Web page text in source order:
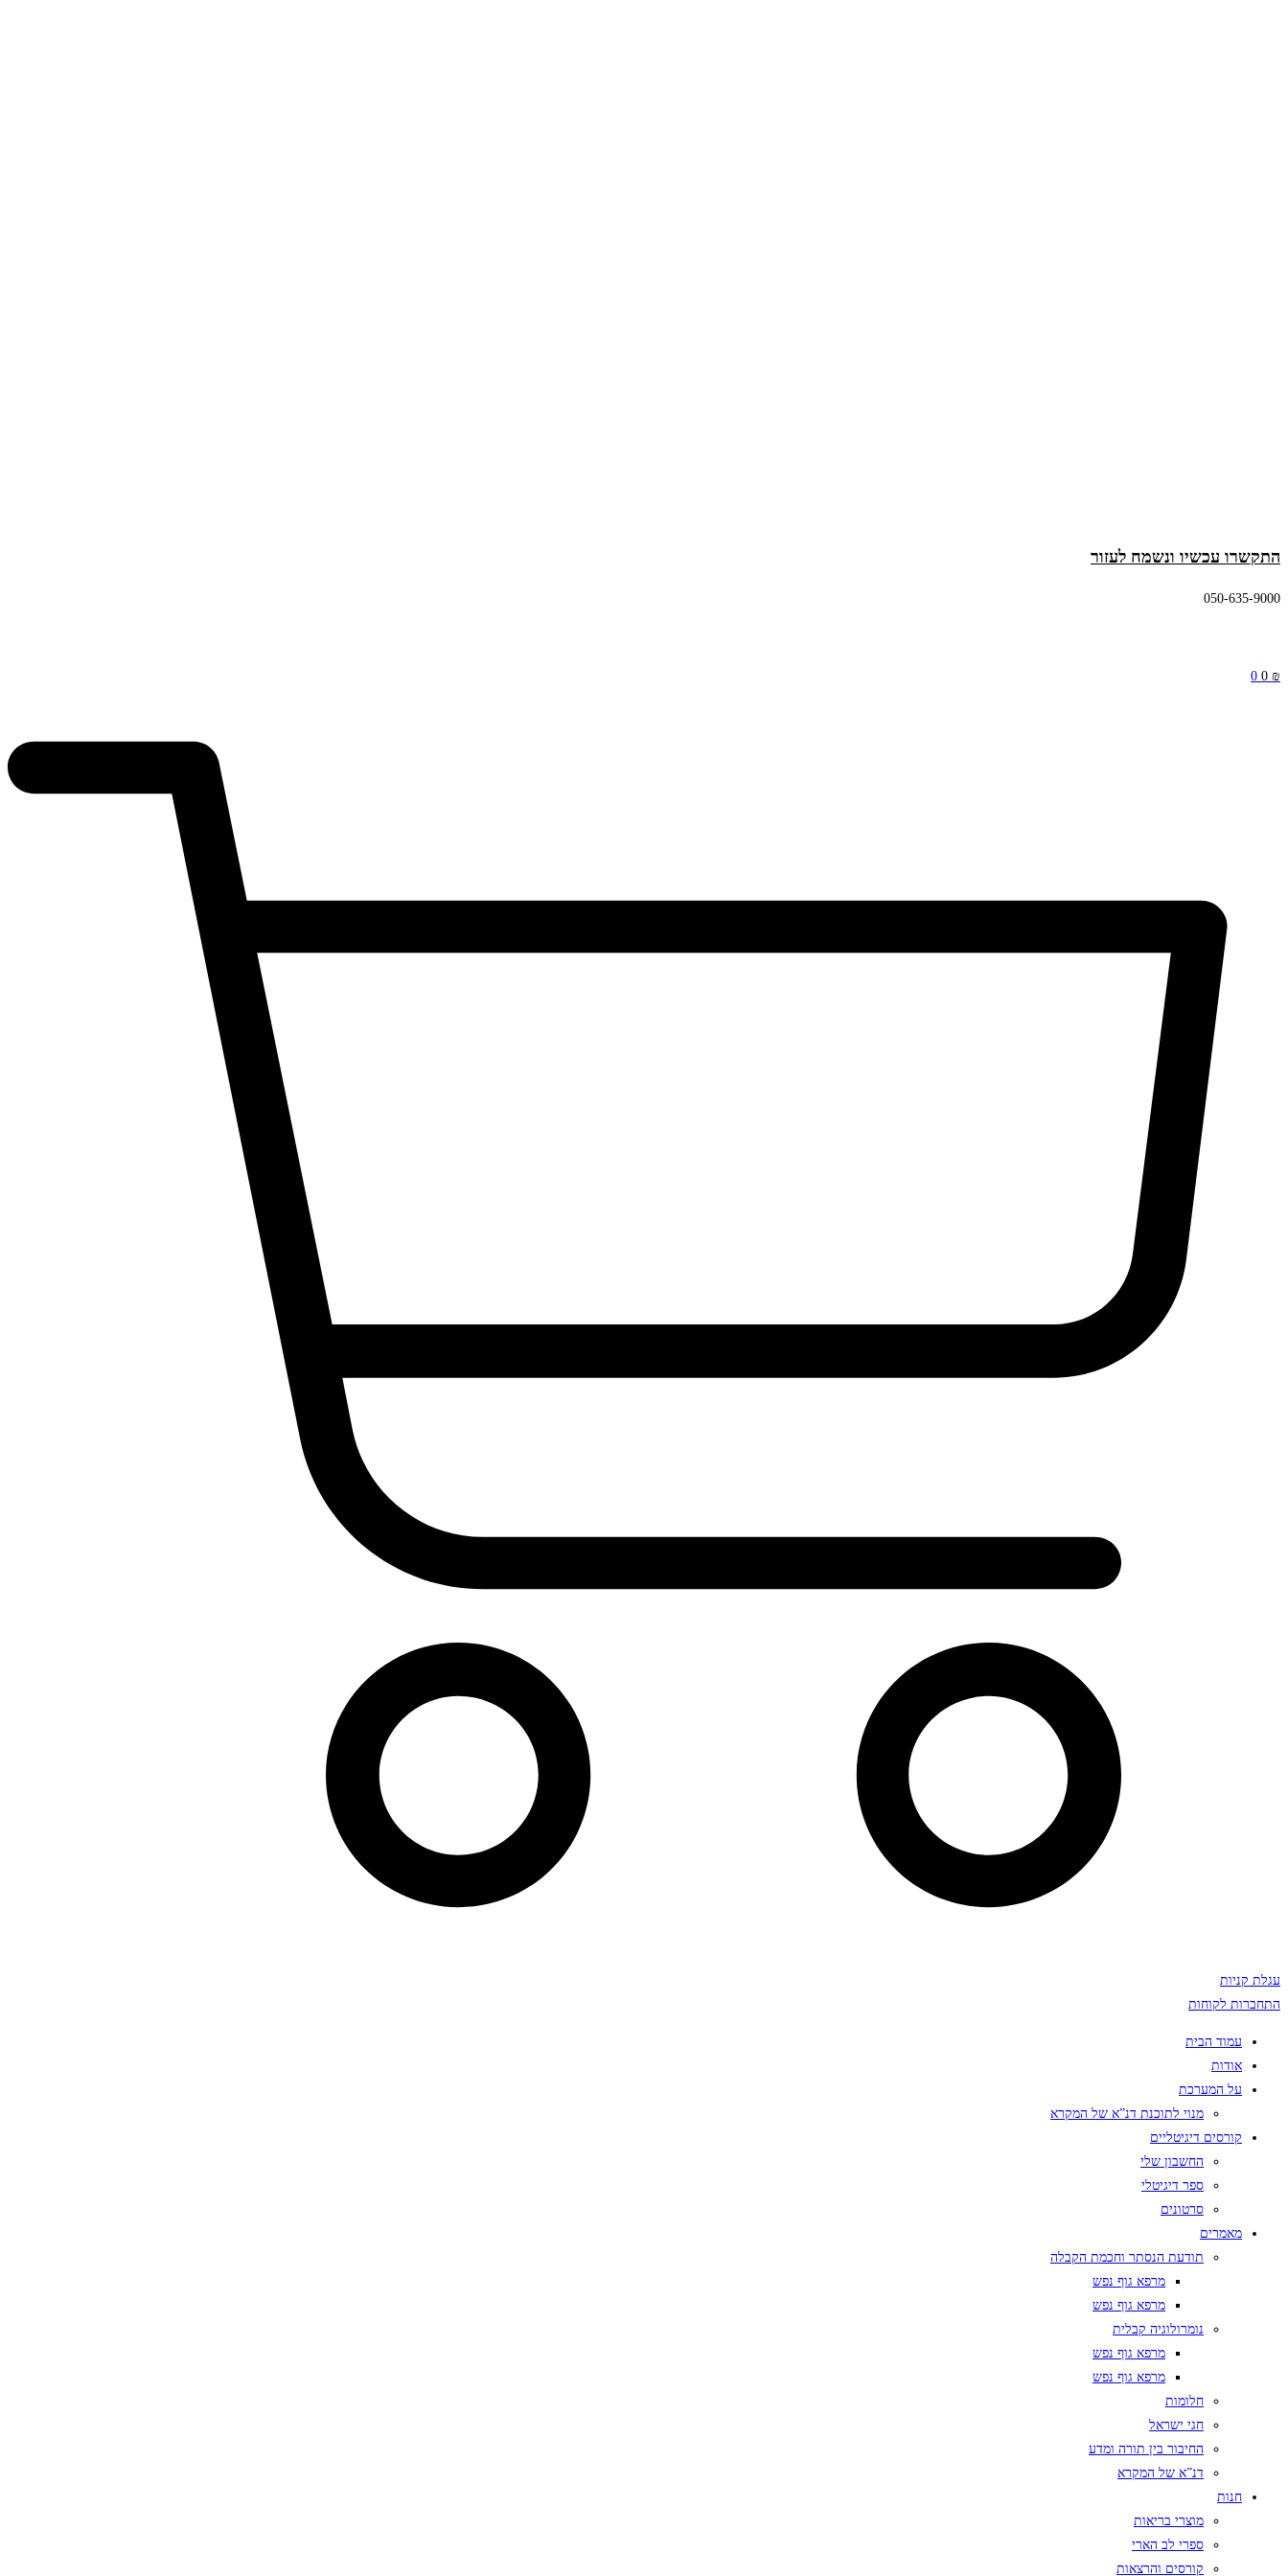
התקשרו עכשיו ונשמח לעזור
050-635-9000
0 ₪
0
עגלת קניות
התחברות לקוחות
עמוד הבית
אודות
על המערכת
מנוי לתוכנת דנ”א של המקרא
קורסים דיגיטליים
החשבון שלי
ספר דיגיטלי
סרטונים
מאמרים
תודעת הנסתר וחכמת הקבלה
מרפא גוף נפש
מרפא גוף נפש
נומרולוגיה קבלית
מרפא גוף נפש
מרפא גוף נפש
חלומות
חגי ישראל
החיבור בין תורה ומדע
דנ”א של המקרא
חנות
מוצרי בריאות
ספרי לב הארי
קורסים והרצאות